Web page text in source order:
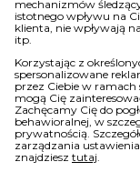
mechanizmów
istotnego wpływu na
klienta, nie wpływają
itp.
Korzystając z
spersonalizowane
przez Ciebie w
mogą Cię
Zachęcamy Cię do
behawioralnej, w
prywatnością.
zarządzania
znajdziesz tutaj.